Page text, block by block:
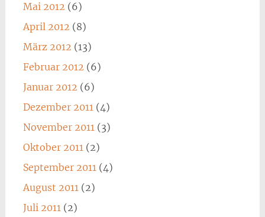
Mai 2012 (6)
April 2012 (8)
März 2012 (13)
Februar 2012 (6)
Januar 2012 (6)
Dezember 2011(4)
November 2011(3)
Oktober 2011(2)
September 2011(4)
August 2011(2)
Juli 2011(2)